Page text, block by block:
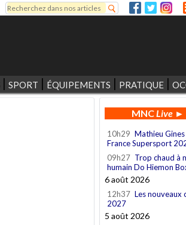
Formulaire de recherche
Rechercher
SPORT ÉQUIPEMENTS PRATIQUE
MNCLive►
10h29 Mathieu
France Supersport
09h27 Trop chaud à
humain Do Hiemon
6 août 2026
12h37 Les nouveaux
2027
5 août 2026